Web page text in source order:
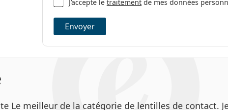
J’accepte letraitement de mes données
Envoyer
Le meilleur de la catégorie de lentilles de contact.